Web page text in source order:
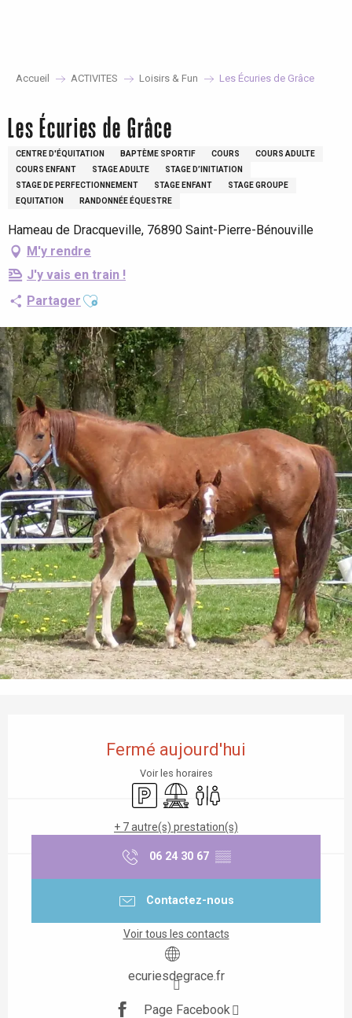
Accueil ACTIVITES Loisirs & Fun Les Écuries de Grâce
Les Écuries de Grâce
CENTRE D'ÉQUITATION BAPTÈME SPORTIF COURS
COURS ADULTE
COURS ENFANT
STAGE ADULTE
STAGE D’INITIATION
STAGE DE PERFECTIONNEMENT
STAGE ENFANT
STAGE GROUPE
EQUITATION
RANDONNÉE ÉQUESTRE
Hameau de Dracqueville, 76890 Saint-Pierre-Bénouville
M'y rendre
J'y vais en train !
Partager Ajouter aux favoris
Fermé aujourd'hui
Voir les horaires
ParkingAire de pique nique
Toilettes
+ 7 autre(s) prestation(s)
06 24 30 67 ▒▒
Contactez-nous
Voir tous les contacts
ecuriesdegrace.fr
Page Facebook